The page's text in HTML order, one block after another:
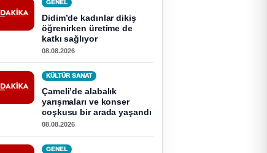
GENEL
Didim’de kadınlar dikiş
öğrenirken üretime de
katkı sağlıyor
08.08.2026
KÜLTÜR SANAT
Çameli’de alabalık
yarışmaları ve konser
coşkusu bir arada yaşandı
08.08.2026
GENEL